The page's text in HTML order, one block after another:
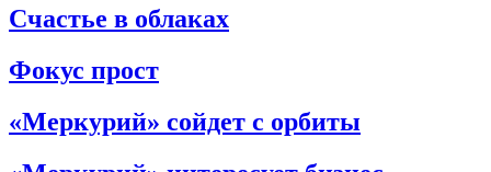
Счастье в облаках
Фокус прост
«Меркурий» сойдет с орбиты